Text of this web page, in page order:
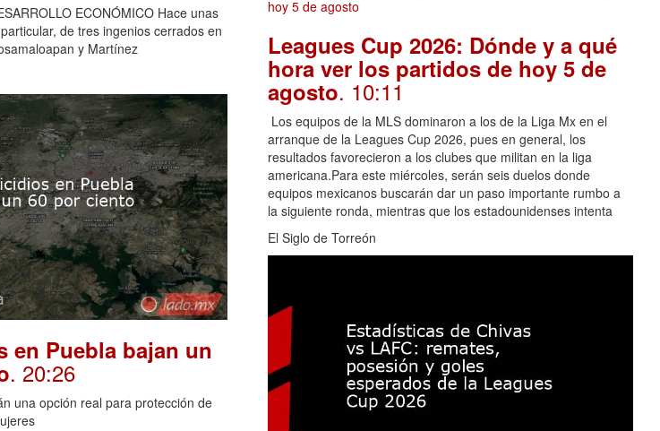
ECONÓMICO Hace unas
de tres ingenios cerrados en
y Martínez
en Puebla bajan un
. 20:26
una opción real para protección de
Leagues Cup 2026: Dónde y a qué
hora ver los partidos de hoy 5 de
agosto. 10:11
Los equipos de la MLS dominaron a los de la Liga Mx en el
arranque de la Leagues Cup 2026, pues en general, los
resultados favorecieron a los clubes que militan en la liga
americana.Para este miércoles, serán seis duelos donde
equipos mexicanos buscarán dar un paso importante rumbo a
la siguiente ronda, mientras que los estadounidenses intenta
El Siglo de Torreón